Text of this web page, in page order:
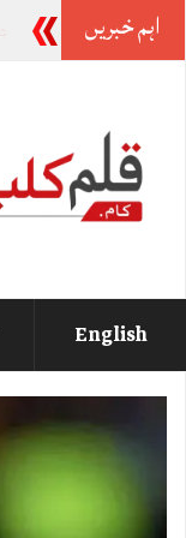
اہم خبریں
English